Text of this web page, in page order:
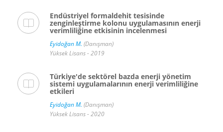
Endüstriyel formaldehit tesisinde
zenginleştirme kolonu uygulamasının enerji
verimliliğine etkisinin incelenmesi
Eyidoğan M. (Danışman)
Yüksek Lisans - 2019
Türkiye'de sektörel bazda enerji yönetim
sistemi uygulamalarının enerji verimliliğine
etkileri
Eyidoğan M. (Danışman)
Yüksek Lisans - 2020